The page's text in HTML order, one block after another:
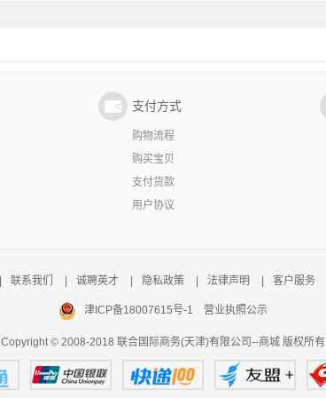
支付方式
购物流程
购买宝贝
支付货款
用户协议
联系我们 诚聘英才 隐私政策 法律声明 客户服务
津ICP备18007615号-1 营业执照公示
Copyright © 2008-2018 联合国际商务(天津)有限公司--商城 版权所有